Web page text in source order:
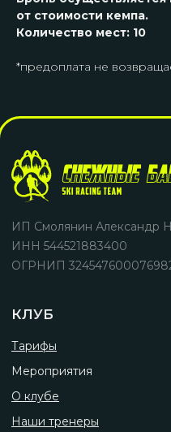
от стоимости кемпа.
Количество мест: 10
*предоплата не
Разработка сайта